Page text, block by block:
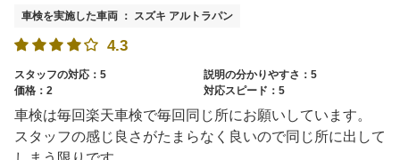
車検を実施した車両 ： スズキ アルトラパン
4.3
スタッフの対応：5
説明の分かりやすさ：5
価格：2
対応スピード：5
車検は毎回楽天車検で毎回同じ所にお願いしています。
スタッフの感じ良さがたまらなく良いので同じ所に出して